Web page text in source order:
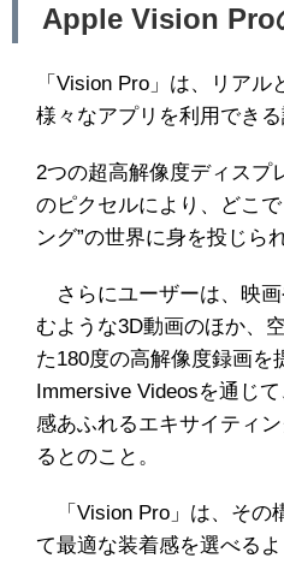
Apple Vision Pro
「Vision Pro」は、リア
様々なアプリを利用できる
2つの超高解像度ディスプ
のピクセルにより、どこ
ング”の世界に身を投じら
さらにユーザーは、映
むような3D動画のほか、
た180度の高解像度録画を
Immersive Videosを通じ
感あふれるエキサイティ
るとのこと。
「Vision Pro」は、その
て最適な装着感を選べる